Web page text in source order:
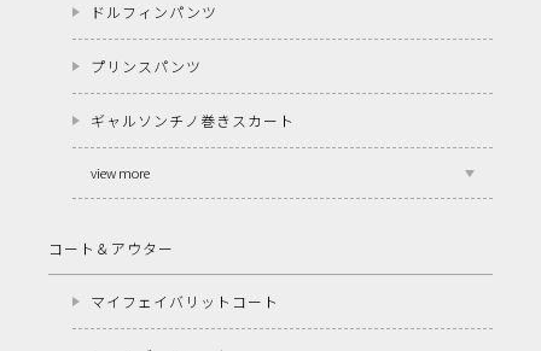
ドルフィンパンツ
プリンスパンツ
ギャルソンチノ巻きスカート
view more
コート＆アウター
マイフェイバリットコート